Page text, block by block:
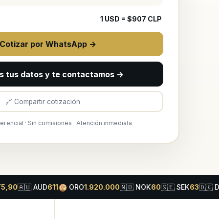
1 USD = $907 CLP
por WhatsApp →
tus datos y te contactamos →
🔗 Compartir cotización
· Sin comisiones · Atención inmediata
AUD611 ORO1.920.000🇳🇴 NOK60 🇸🇪 SEK63🇩🇰 DKK94